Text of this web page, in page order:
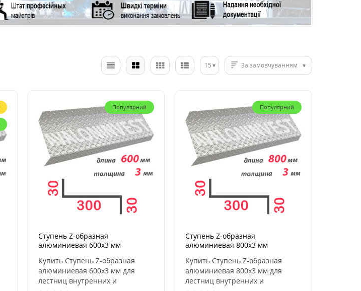
15 За замовчуванням
Популярний
Ступень Z-образная
алюминиевая 600x3 мм
Купить Ступень Z-образная
алюминиевая 600x3 мм для
лестниц внутренних и
Популярний
Ступень Z-образная
алюминиевая 800x3 мм
Купить Ступень Z-образная
алюминиевая 800x3 мм для
лестниц внутренних и